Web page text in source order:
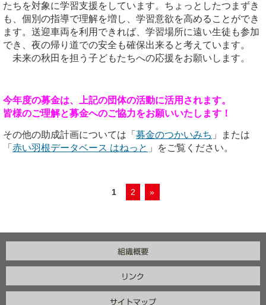
たちを対象に学習支援をしています。ちょっとしたつまずき
も、個別の指導で理解を増し、学習意欲を高めることができ
ます。送迎車両を利用できれば、学習場所に遠い生徒も参加
でき、夜の帰り道での安全も確保出来ると考えています。
未来の秋田を担う子どもたちへの応援をお願いします。
今年度の募金は、上記の団体の活動に活用されます。
皆様のご理解と募金へのご協力をお願いいたします！
その他の助成計画については「 募金のつかいみち 」または
「 赤い羽根データベース はねっと 」をご覧ください。
1 2 »